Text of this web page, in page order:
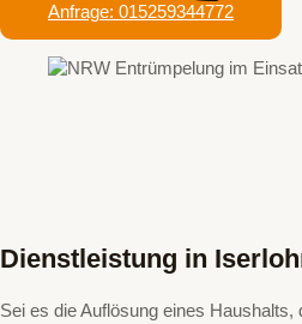
Anfrage: 015259344772
Dienstleistung in
Sei es die Auflösung eines Haushalts,